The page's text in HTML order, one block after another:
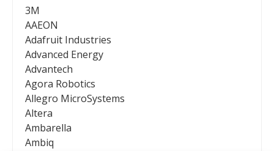
3M
AAEON
Adafruit Industries
Advanced Energy
Advantech
Agora Robotics
Allegro MicroSystems
Altera
Ambarella
Ambiq